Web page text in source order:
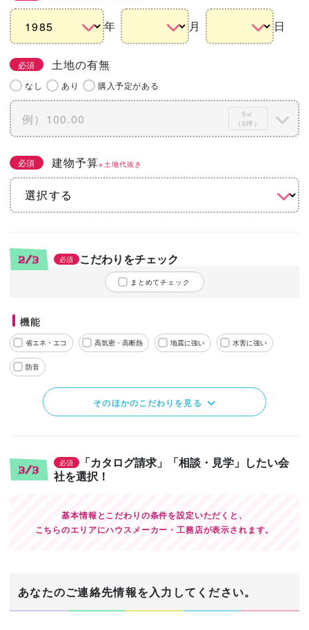
年 月 日
必須 土地の有無
なし あり 購入予定がある
0㎡
（0坪）
必須 建物予算※土地代抜き
2/3 必須 こだわりをチェック
まとめてチェック
機能
省エネ・エコ 高気密・高断熱 地震に強い 水害に強い
防音
そのほかのこだわりを見る
3/3
必須
「カタログ請求」「相談・見学」したい会
社を選択！
基本情報とこだわりの条件を設定いただくと、
こちらのエリアにハウスメーカー・工務店が表示されます。
あなたのご連絡先情報を入力してください。